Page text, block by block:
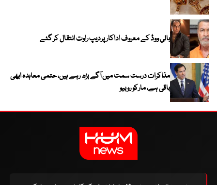
بالی ووڈ کے معروف اداکار پردیپ راوت انتقال کر گئے
مذاکرات درست سمت میں آگے بڑھ رہے ہیں، حتمی معاہدہ ابھی
باقی ہے، مارکو روبیو